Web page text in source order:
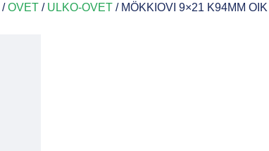
/OVET / ULKO-OVET / MÖKKIOVI 9×21 K94MM OIK